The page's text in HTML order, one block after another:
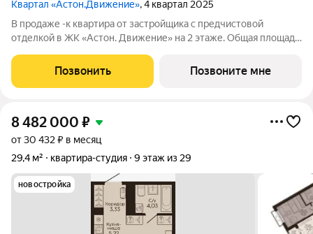
Квартал «Астон.Движение», 4 квартал 2025
В продаже -к квартира от застройщика с предчистовой
отделкой в ЖК «Астон. Движение» на 2 этаже. Общая площадь
Движение» масштабный проект в перспективном районе
Старая Сортировка. Шесть
Позвонить Позвоните мне
8 482 000 ₽
от 30 432 ₽ в месяц
29,4 м²
квартира-студия 9 этаж из 29
новостройка